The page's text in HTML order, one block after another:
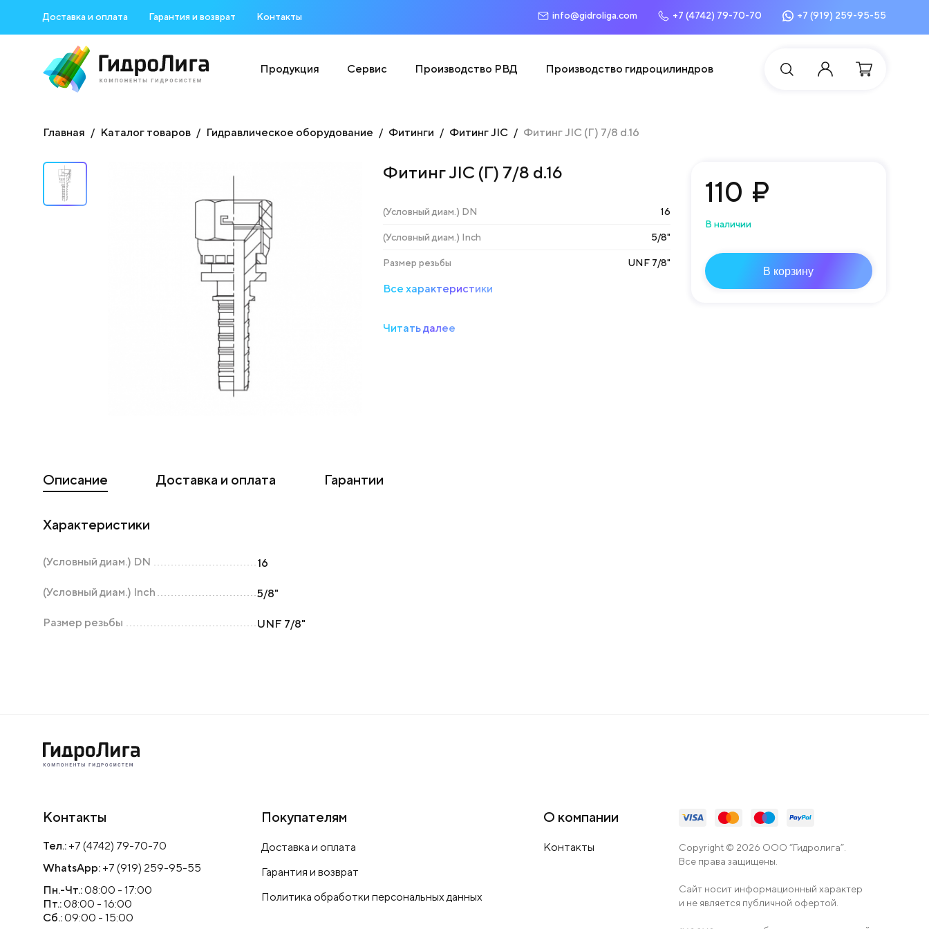
Доставка и оплата Гарантия и возврат Контакты info@gidroliga.com +7 (4742) 79-70-70 +7 (919) 259-95-55
Продукция Сервис Производство РВД Производство гидроцилиндров
Главная Каталог товаров Гидравлическое оборудование Фитинги Фитинг JIC Фитинг JIC (Г) 7/8 d.16
Фитинг JIC (Г) 7/8 d.16
(Условный диам.) DN 16
(Условный диам.) Inch 5/8"
Размер резьбы UNF 7/8"
Все характеристики
Читать далее
Описание Доставка и оплата Гарантии
Характеристики
(Условный диам.) DN 16
(Условный диам.) Inch 5/8"
Размер резьбы UNF 7/8"
110 ₽
В наличии
В корзину
Контакты
Тел.: +7 (4742) 79-70-70
WhatsApp: +7 (919) 259-95-55
Пн.-Чт.:08:00 - 17:00
Пт.:08:00 - 16:00
Сб.:09:00 - 15:00
Покупателям
Доставка и оплата
Гарантия и возврат
Политика обработки персональных данных
О компании
Контакты
Copyright © 2026 ООО “Гидролига”.
Все права защищены.
Сайт носит информационный характер
и не является публичной офертой.